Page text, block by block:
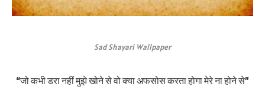
Sad Shayari Wallpaper
“जो कभी डरा नहीं मुझे खोने से वो क्या अफसोस करता होगा मेरे ना होने से”